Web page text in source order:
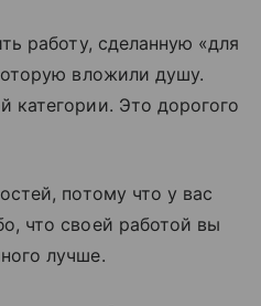
работу, сделанную «для
вложили душу.
категории. Это дорогого
потому что у вас
что своей работой вы
лучше.